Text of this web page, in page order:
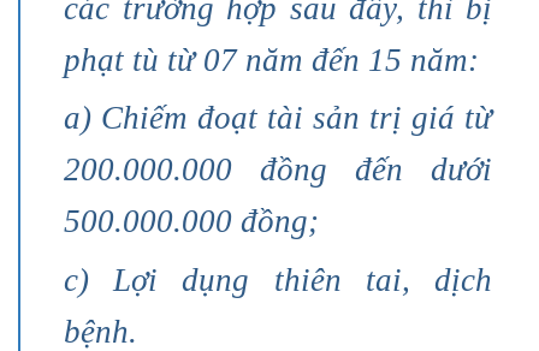
các trường hợp sau đây, thì bị
phạt tù từ 07 năm đến 15 năm:
a) Chiếm đoạt tài sản trị giá từ
200.000.000 đồng đến dưới
500.000.000 đồng;
c) Lợi dụng thiên tai, dịch
bệnh.